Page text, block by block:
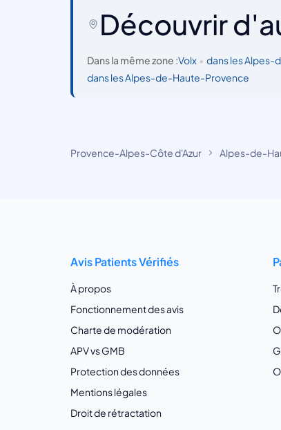
Découvrir
Dans la même zone :Volx • dans les
dans les Alpes-de-Haute-Provence
Provence-Alpes-Côte d'Azur Alpes-de-
Avis Patients Vérifiés
À propos
Fonctionnement des avis
Charte de modération
APV vs GMB
Protection des données
Mentions légales
Droit de rétractation